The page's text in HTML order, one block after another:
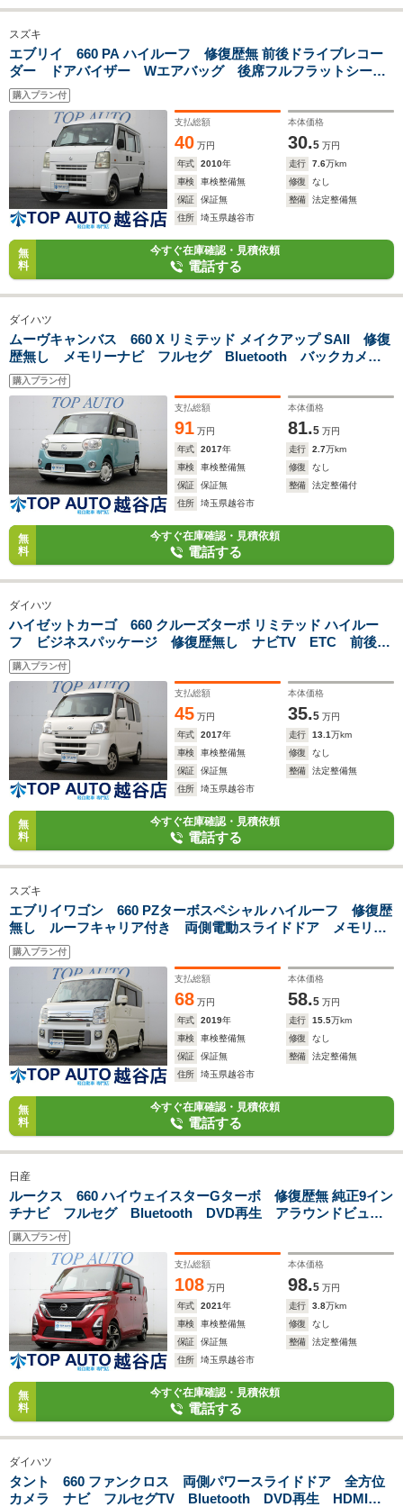
スズキ
エブリイ 660 PA ハイルーフ 修復歴無 前後ドライブレコー
ダー ドアバイザー Wエアバッグ 後席フルフラットシー
ト エアコン フロアマット ヘッドライトレベライザー 積
載350kg
購入プラン付
支払総額
40 万円
本体価格
30.5 万円
年式
2010年 走行 7.6万km
車検
車検整備無 修復
なし
保証
保証無 整備
法定整備無
住所
埼玉県越谷市
無
料
今すぐ在庫確認・見積依頼
電話する
ダイハツ
ムーヴキャンバス 660 X リミテッド メイクアップ SAII 修復
歴無し メモリーナビ フルセグ Bluetooth バックカメ
ラ 両側パワースライド スマートアシスト 踏み間違い防
止 車線逸脱 ドライブレコーダー ETC プッシュスター
ト スマートキー オートライト
購入プラン付
支払総額
91 万円
本体価格
81.5 万円
年式
2017年 走行 2.7万km
車検
車検整備無 修復
なし
保証
保証無 整備
法定整備付
住所
埼玉県越谷市
無
料
今すぐ在庫確認・見積依頼
電話する
ダイハツ
ハイゼットカーゴ 660 クルーズターボ リミテッド ハイルー
フ ビジネスパッケージ 修復歴無し ナビTV ETC 前後ド
ライブレコーダー キーレス 電格ミラー 前席パワーウィン
ドウ 後席フルフラットシート ABS ドアバイザー
購入プラン付
支払総額
45 万円
本体価格
35.5 万円
年式
2017年 走行 13.1万km
車検
車検整備無 修復
なし
保証
保証無 整備
法定整備無
住所
埼玉県越谷市
無
料
今すぐ在庫確認・見積依頼
電話する
スズキ
エブリイワゴン 660 PZターボスペシャル ハイルーフ 修復歴
無し ルーフキャリア付き 両側電動スライドドア メモリー
ナビ バックカメラ Bluetooth接続 ETC フルセグ ドラ
イブレコーダー HIDオートライト フォグ オートステッ
プ リアヒーター
購入プラン付
支払総額
68 万円
本体価格
58.5 万円
年式
2019年 走行 15.5万km
車検
車検整備無 修復
なし
保証
保証無 整備
法定整備無
住所
埼玉県越谷市
無
料
今すぐ在庫確認・見積依頼
電話する
日産
ルークス 660 ハイウェイスターGターボ 修復歴無 純正9イン
チナビ フルセグ Bluetooth DVD再生 アラウンドビュー
モニター ETC 前後ドラレコ 衝突軽減 パワースライド
ハンズフリースライドドア オートエアコン
購入プラン付
支払総額
108 万円
本体価格
98.5 万円
年式
2021年 走行 3.8万km
車検
車検整備無 修復
なし
保証
保証無 整備
法定整備無
住所
埼玉県越谷市
無
料
今すぐ在庫確認・見積依頼
電話する
ダイハツ
タント 660 ファンクロス 両側パワースライドドア 全方位
カメラ ナビ フルセグTV Bluetooth DVD再生 HDMI対